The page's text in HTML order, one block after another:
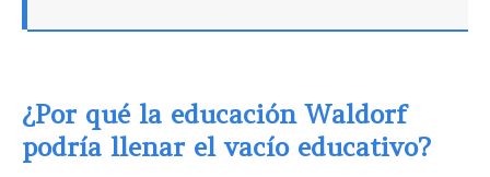
¿Por qué la educación Waldorf
podría llenar el vacío educativo?